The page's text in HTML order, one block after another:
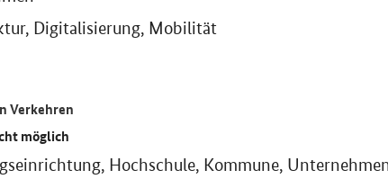
Digitalisierung, Mobilität
Verkehren
möglich
Hochschule, Kommune,